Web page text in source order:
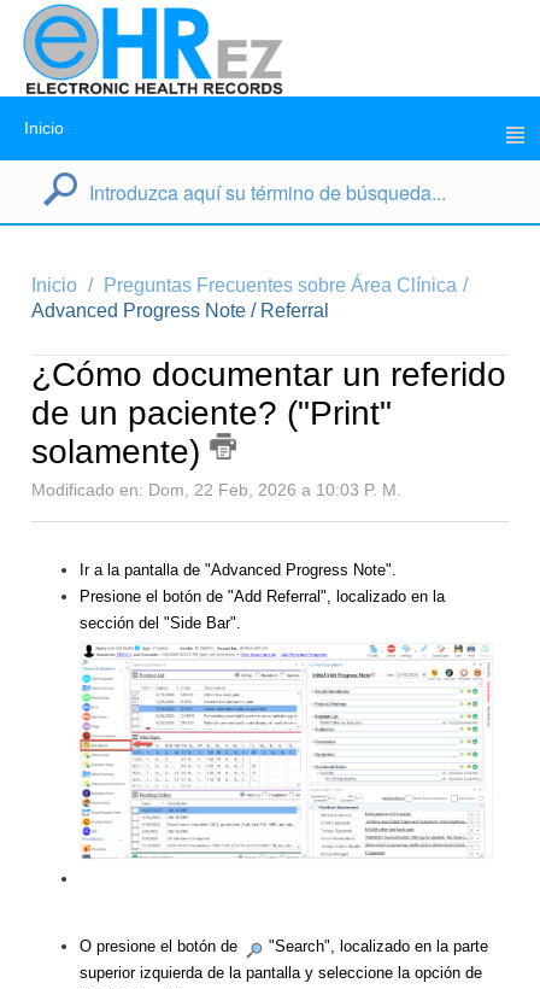
Inicio
Inicio
Preguntas Frecuentes sobre Área Clínica
Advanced Progress Note / Referral
¿Cómo documentar un referido
de un paciente? ("Print"
solamente)
Modificado en: Dom, 22 Feb, 2026 a 10:03 P. M.
Ir a la pantalla de "Advanced Progress Note".
Presione el botón de "Add Referral", localizado en la
sección del "Side Bar".
O presione el botón de
"Search", localizado en la parte
superior izquierda de la pantalla y seleccione la opción de